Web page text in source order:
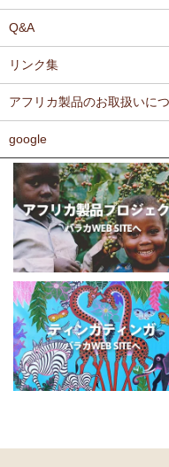
～木彫職人ハンドメイド
荷！
11/11：ティンガティンガ
名ごとに2つのカテゴリー
→ 作家名 A―L
11/10：ティンガティンガ
～ワケあり限定品入荷！
11/5：ティンガティンガ
名ごとに2つのカテゴリー
→ 作家名 A―L
→ 作
11/5：ティンガティンガ・
入荷！
私たちバラカは、チャリ
らも大切に紹介してまいり
11/4：ティンガティンガ・
Ｆさまより キテンゲ
どのキテンゲも素敵な柄ば
おこうと思っています。
ダンで北欧テイストを思わ
するたびに嬉しく眺め入っ
この布では何を作ろうか、
布の手触りもよく、縫いや
ホームページには目の詰ま
したが、薄手のものや、ち
す。常にたくさんの種類の
どんどん増えることを期待
Ｔさまより ソープスト
アフリカン調の雑貨を並べ
として使っています。
重さがあり安定感があるの
以前にもカンガを購入した
Q&A
リンク集
アフリカ製品のお取扱いに
google